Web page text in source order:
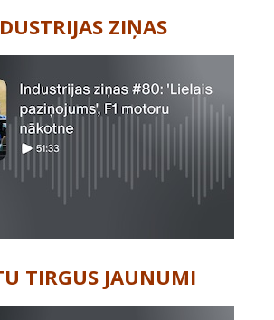
ZIŅAS
TIRGUS JAUNUMI